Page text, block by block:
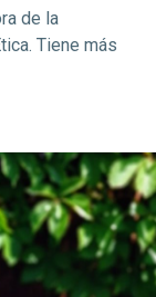
de la
Tiene más